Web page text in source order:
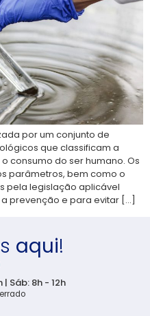
por um conjunto de
que classificam a
consumo do ser humano. Os
parâmetros, bem como o
pela legislação aplicável
prevenção e para evitar […]
aqui!
| Sáb: 8h - 12h